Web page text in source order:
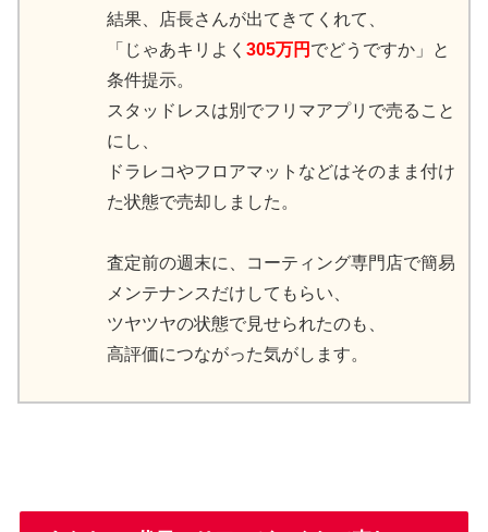
結果、店長さんが出てきてくれて、
「じゃあキリよく 305万円 でどうですか」と
条件提示。
スタッドレスは別でフリマアプリで売ること
にし、
ドラレコやフロアマットなどはそのまま付け
た状態で売却しました。
査定前の週末に、コーティング専門店で簡易
メンテナンスだけしてもらい、
ツヤツヤの状態で見せられたのも、
高評価につながった気がします。